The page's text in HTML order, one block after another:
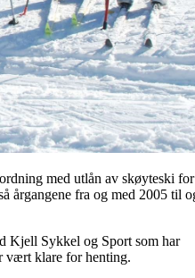
med utlån av skøyteski for
årgangene fra og med 2005 til
Kjell Sykkel og Sport som har
vært klare for henting.